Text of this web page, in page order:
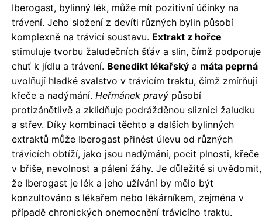
Iberogast, bylinný lék, může mít pozitivní účinky na
trávení. Jeho složení z devíti různých bylin působí
komplexně na trávicí soustavu. Extrakt z hořce
stimuluje tvorbu žaludečních šťáv a slin, čímž podporuje
chuť k jídlu a trávení. Benedikt lékařský a máta peprná
uvolňují hladké svalstvo v trávicím traktu, čímž zmírňují
křeče a nadýmání. Heřmánek pravý působí
protizánětlivě a zklidňuje podrážděnou sliznici žaludku
a střev. Díky kombinaci těchto a dalších bylinných
extraktů může Iberogast přinést úlevu od různých
trávicích obtíží, jako jsou nadýmání, pocit plnosti, křeče
v břiše, nevolnost a pálení žáhy. Je důležité si uvědomit,
že Iberogast je lék a jeho užívání by mělo být
konzultováno s lékařem nebo lékárníkem, zejména v
případě chronických onemocnění trávicího traktu.